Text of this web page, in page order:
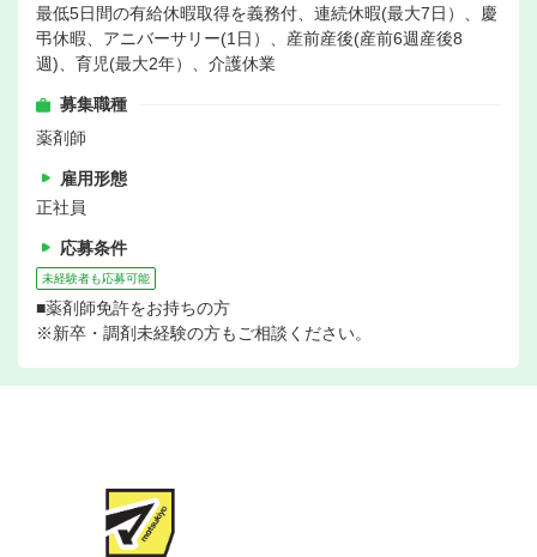
最低5日間の有給休暇取得を義務付、連続休暇(最大7日）、慶
弔休暇、アニバーサリー(1日）、産前産後(産前6週産後8
週)、育児(最大2年）、介護休業
募集職種
薬剤師
雇用形態
正社員
応募条件
未経験者も応募可能
■薬剤師免許をお持ちの方
※新卒・調剤未経験の方もご相談ください。